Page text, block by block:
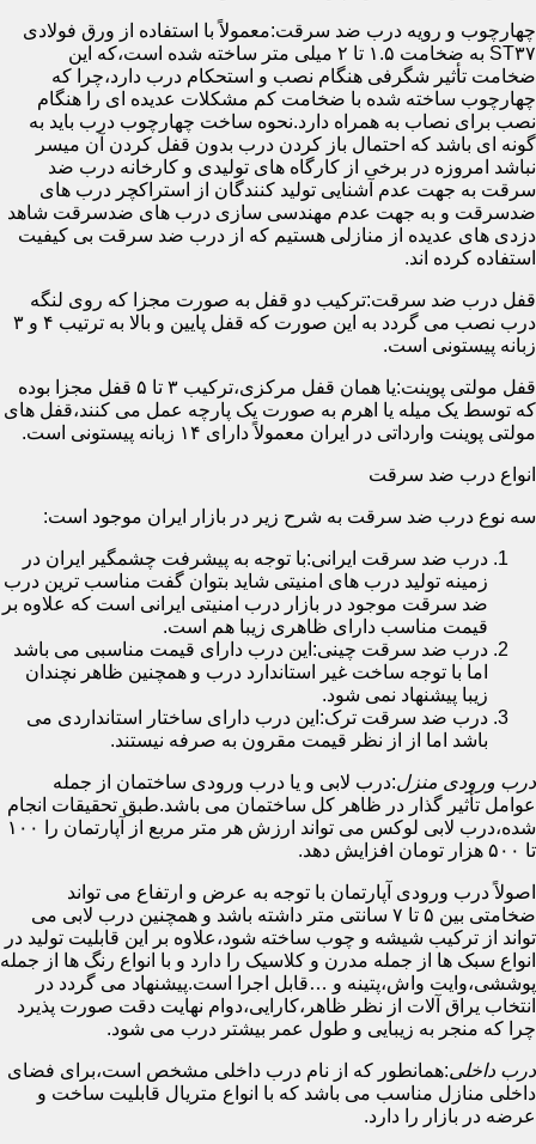
چهارچوب و رویه درب ضد سرقت:معمولاً با استفاده از ورق فولادی
ST۳۷ به ضخامت ۱.۵ تا ۲ میلی متر ساخته شده است،که این
ضخامت تأثیر شگرفی هنگام نصب و استحکام درب دارد،چرا که
چهارچوب ساخته شده با ضخامت کم مشکلات عدیده ای را هنگام
نصب برای نصاب به همراه دارد.نحوه ساخت چهارچوب درب باید به
گونه ای باشد که احتمال باز کردن درب بدون قفل کردن آن میسر
نباشد امروزه در برخی از کارگاه های تولیدی و کارخانه درب ضد
سرقت به جهت عدم آشنایی تولید کنندگان از استراکچر درب های
ضدسرقت و به جهت عدم مهندسی سازی درب های ضدسرقت شاهد
دزدی های عدیده از منازلی هستیم که از درب ضد سرقت بی کیفیت
استفاده کرده اند.
قفل درب ضد سرقت:ترکیب دو قفل به صورت مجزا که روی لنگه
درب نصب می گردد به این صورت که قفل پایین و بالا به ترتیب ۴ و ۳
زبانه پیستونی است.
قفل مولتی پوینت:یا همان قفل مرکزی،ترکیب ۳ تا ۵ قفل مجزا بوده
که توسط یک میله یا اهرم به صورت یک پارچه عمل می کنند،قفل های
مولتی پوینت وارداتی در ایران معمولاً دارای ۱۴ زبانه پیستونی است.
انواع درب ضد سرقت
سه نوع درب ضد سرقت به شرح زیر در بازار ایران موجود است:
درب ضد سرقت ایرانی:با توجه به پیشرفت چشمگیر ایران در
زمینه تولید درب های امنیتی شاید بتوان گفت مناسب ترین درب
ضد سرقت موجود در بازار درب امنیتی ایرانی است که علاوه بر
قیمت مناسب دارای ظاهری زیبا هم است.
درب ضد سرقت چینی:این درب دارای قیمت مناسبی می باشد
اما با توجه ساخت غیر استاندارد درب و همچنین ظاهر نچندان
زیبا پیشنهاد نمی شود.
درب ضد سرقت ترک:این درب دارای ساختار استانداردی می
باشد اما از از نظر قیمت مقرون به صرفه نیستند.
درب ورودی منزل:درب لابی و یا درب ورودی ساختمان از جمله
عوامل تأثیر گذار در ظاهر کل ساختمان می باشد.طبق تحقیقات انجام
شده،درب لابی لوکس می تواند ارزش هر متر مربع از آپارتمان را ۱۰۰
تا ۵۰۰ هزار تومان افزایش دهد.
اصولاً درب ورودی آپارتمان با توجه به عرض و ارتفاع می تواند
ضخامتی بین ۵ تا ۷ سانتی متر داشته باشد و همچنین درب لابی می
تواند از ترکیب شیشه و چوب ساخته شود،علاوه بر این قابلیت تولید در
انواع سبک ها از جمله مدرن و کلاسیک را دارد و با انواع رنگ ها از جمله
پوششی،وایت واش،پتینه و …قابل اجرا است.پیشنهاد می گردد در
انتخاب یراق آلات از نظر ظاهر،کارایی،دوام نهایت دقت صورت پذیرد
چرا که منجر به زیبایی و طول عمر بیشتر درب می شود.
درب داخلی:همانطور که از نام درب داخلی مشخص است،برای فضای
داخلی منازل مناسب می باشد که با انواع متریال قابلیت ساخت و
عرضه در بازار را دارد.